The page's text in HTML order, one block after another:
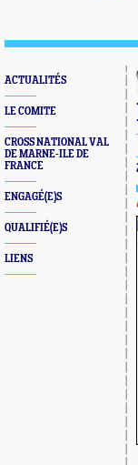
ACTUALITÉS
LE COMITE
CROSS NATIONAL VAL
DE MARNE-ILE DE
FRANCE
ENGAGÉ(E)S
QUALIFIÉ(E)S
LIENS